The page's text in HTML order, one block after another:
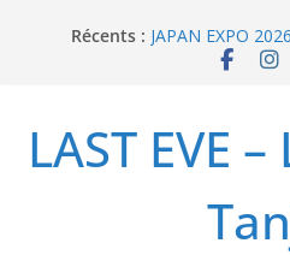
Récents : JAPAN EXPO
Bilan lecture et
Enomoto n’est
LAST EVE